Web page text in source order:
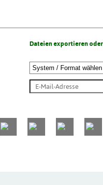
Dateien exportieren